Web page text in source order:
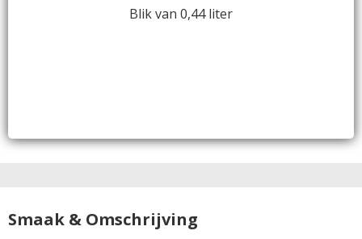
Blik van 0,44 liter
Smaak & Omschrijving